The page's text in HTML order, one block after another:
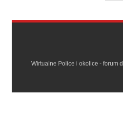
Wirtualne Police i okolice - forum